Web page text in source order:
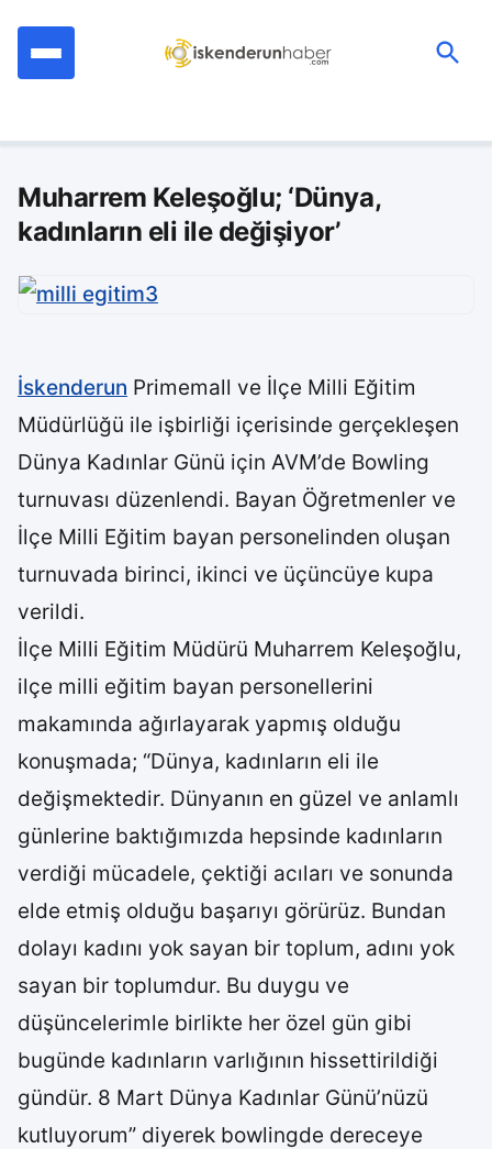
Muharrem Keleşoğlu; ‘Dünya,
kadınların eli ile değişiyor’
İskenderun Primemall ve İlçe Milli Eğitim
Müdürlüğü ile işbirliği içerisinde gerçekleşen
Dünya Kadınlar Günü için AVM’de Bowling
turnuvası düzenlendi. Bayan Öğretmenler ve
İlçe Milli Eğitim bayan personelinden oluşan
turnuvada birinci, ikinci ve üçüncüye kupa
verildi.
İlçe Milli Eğitim Müdürü Muharrem Keleşoğlu,
ilçe milli eğitim bayan personellerini
makamında ağırlayarak yapmış olduğu
konuşmada; “Dünya, kadınların eli ile
değişmektedir. Dünyanın en güzel ve anlamlı
günlerine baktığımızda hepsinde kadınların
verdiği mücadele, çektiği acıları ve sonunda
elde etmiş olduğu başarıyı görürüz. Bundan
dolayı kadını yok sayan bir toplum, adını yok
sayan bir toplumdur. Bu duygu ve
düşüncelerimle birlikte her özel gün gibi
bugünde kadınların varlığının hissettirildiği
gündür. 8 Mart Dünya Kadınlar Günü’nüzü
kutluyorum” diyerek bowlingde dereceye